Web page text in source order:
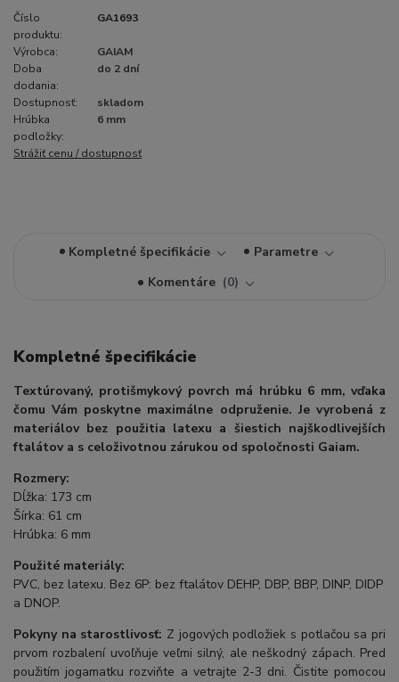
Číslo
produktu:
GA1693
Výrobca:
GAIAM
Doba
dodania:
do 2 dní
Dostupnosť:
skladom
Hrúbka
podložky:
6 mm
Strážiť cenu / dostupnosť
Kompletné špecifikácie
Parametre
Komentáre
0
Kompletné špecifikácie
Textúrovaný, protišmykový povrch má hrúbku 6 mm, vďaka
čomu Vám poskytne maximálne odpruženie. Je vyrobená z
materiálov bez použitia latexu a šiestich najškodlivejších
ftalátov a s celoživotnou zárukou od spoločnosti Gaiam.
Rozmery:
Dĺžka: 173 cm
Šírka: 61 cm
Hrúbka: 6 mm
Použité materiály:
PVC, bez latexu. Bez 6P: bez ftalátov DEHP, DBP, BBP, DINP, DIDP
a DNOP.
Pokyny na starostlivosť: Z jogových podložiek s potlačou sa pri
prvom rozbalení uvoľňuje veľmi silný, ale neškodný zápach. Pred
použitím jogamatku rozviňte a vetrajte 2-3 dni. Čistite pomocou